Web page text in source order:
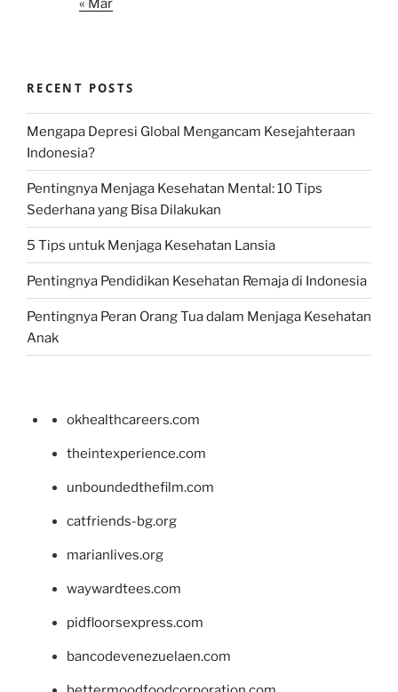
« Mar
RECENT POSTS
Mengapa Depresi Global Mengancam Kesejahteraan
Indonesia?
Pentingnya Menjaga Kesehatan Mental: 10 Tips
Sederhana yang Bisa Dilakukan
5 Tips untuk Menjaga Kesehatan Lansia
Pentingnya Pendidikan Kesehatan Remaja di Indonesia
Pentingnya Peran Orang Tua dalam Menjaga Kesehatan
Anak
okhealthcareers.com
theintexperience.com
unboundedthefilm.com
catfriends-bg.org
marianlives.org
waywardtees.com
pidfloorsexpress.com
bancodevenezuelaen.com